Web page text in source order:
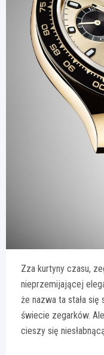
Zza kurtyny czasu,
nieprzemijającej
że nazwa ta stała
świecie zegarków.
cieszy się